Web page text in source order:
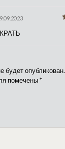
будет опубликован.
помечены*